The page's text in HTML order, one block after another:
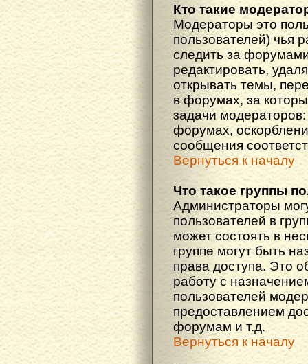
Кто такие
Модераторы это
пользователей) чья
следить за
редактировать,
открывать темы,
в форумах, за
задачи
форумах,
сообщения
Вернуться к началу
Что такое группы
Администраторы
пользователей в
может состоять в
группе могут быть
права доступа. Это
работу с
пользователей
предоставлением
форумам и т.д.
Вернуться к началу